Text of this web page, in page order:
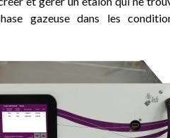
gazeuse dans les